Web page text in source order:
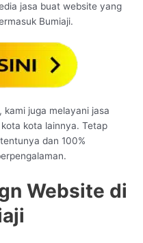
jasa buat website yang
Bumiaji.
kami juga melayani jasa
kota lainnya. Tetap
dan 100%
Website di